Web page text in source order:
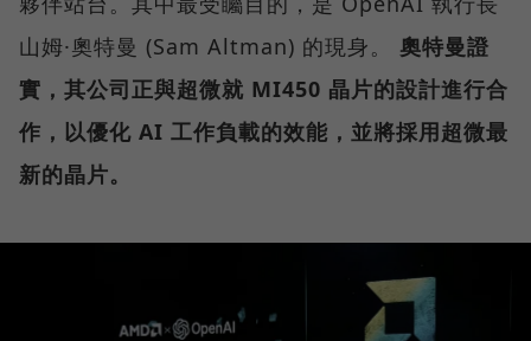
山姆·奧特曼 (Sam Altman) 的現身。 奧特曼證
實，其公司正與超微就 MI450 晶片的設計進行合
作，以優化 AI 工作負載的效能，並將採用超微最
新的晶片。